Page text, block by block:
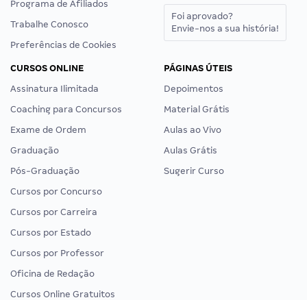
Programa de Afiliados
Trabalhe Conosco
Preferências de Cookies
Foi aprovado?
Envie-nos a sua história!
CURSOS ONLINE
Assinatura Ilimitada
Coaching para Concursos
Exame de Ordem
Graduação
Pós-Graduação
Cursos por Concurso
Cursos por Carreira
Cursos por Estado
Cursos por Professor
Oficina de Redação
Cursos Online Gratuitos
PÁGINAS ÚTEIS
Depoimentos
Material Grátis
Aulas ao Vivo
Aulas Grátis
Sugerir Curso